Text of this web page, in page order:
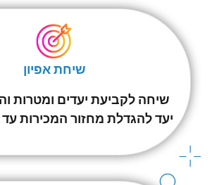
שיחת אפיון
שיחה לקביעת יעדים ומטרות
יעד להגדלת מחזור המכירות